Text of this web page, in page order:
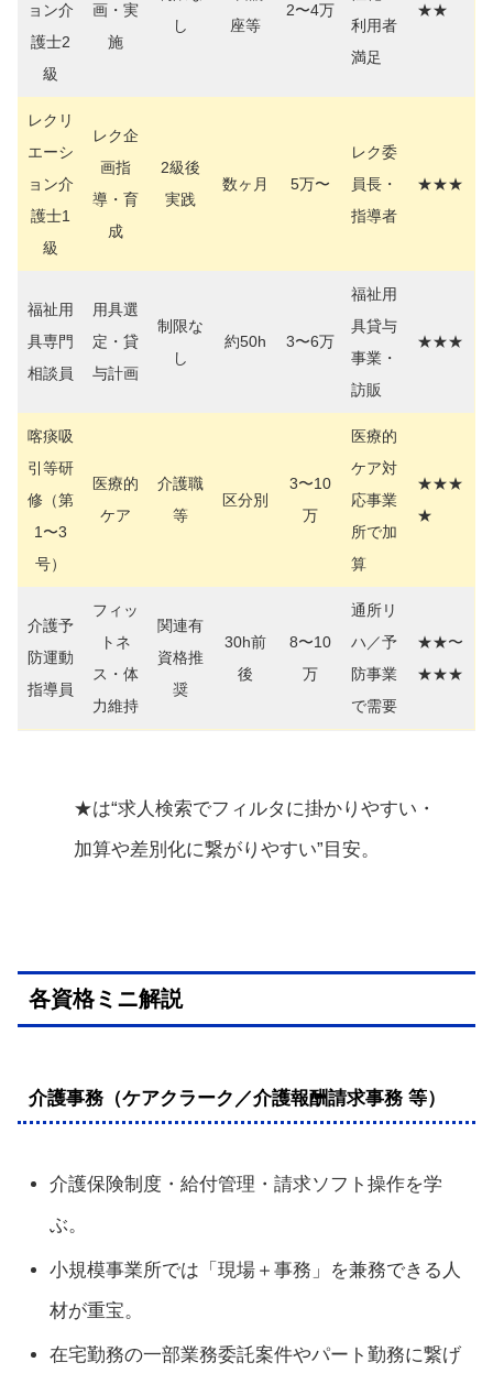
ョン介
護士2
級
画・実
施
し
座等
2〜4万
利用者
満足
★★
レクリ
エーシ
ョン介
護士1
級
レク企
画指
導・育
成
2級後
実践
数ヶ月 5万〜
レク委
員長・
指導者
★★★
福祉用
具専門
相談員
用具選
定・貸
与計画
制限な
し
約50h 3〜6万
福祉用
具貸与
事業・
訪販
★★★
喀痰吸
引等研
修（第
1〜3
号）
医療的
ケア
介護職
等
区分別
3〜10
万
医療的
ケア対
応事業
所で加
算
★★★
★
介護予
防運動
指導員
フィッ
トネ
ス・体
力維持
関連有
資格推
奨
30h前
後
8〜10
万
通所リ
ハ／予
防事業
で需要
★★〜
★★★
★は“求人検索でフィルタに掛かりやすい・
加算や差別化に繋がりやすい”目安。
各資格ミニ解説
介護事務（ケアクラーク／介護報酬請求事務 等）
介護保険制度・給付管理・請求ソフト操作を学
ぶ。
小規模事業所では「現場＋事務」を兼務できる人
材が重宝。
在宅勤務の一部業務委託案件やパート勤務に繋げ